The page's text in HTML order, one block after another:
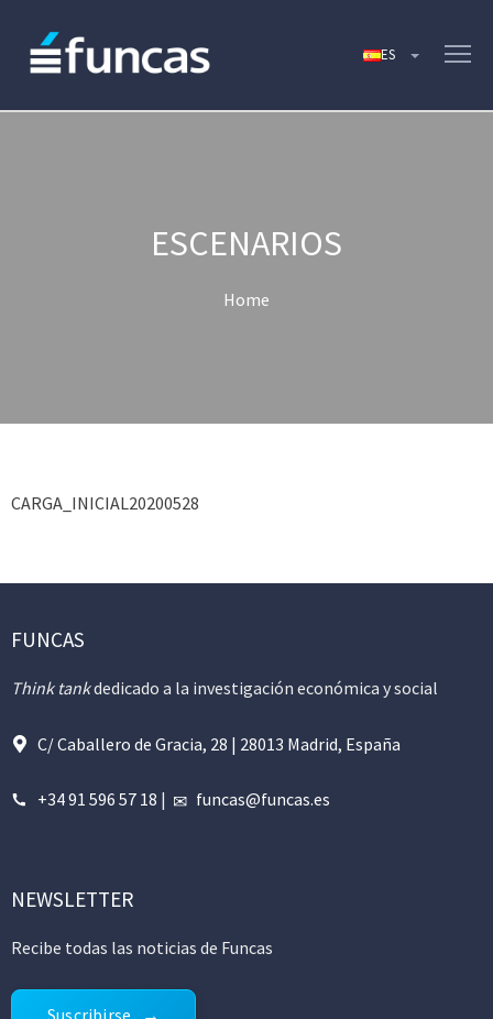
ESCENARIOS
Home
CARGA_INICIAL20200528
FUNCAS
Think tankdedicado a la investigación económica y social
C/ Caballero de Gracia, 28 | 28013 Madrid, España
+34 91 596 57 18 | funcas@funcas.es
NEWSLETTER
Recibe todas las noticias de Funcas